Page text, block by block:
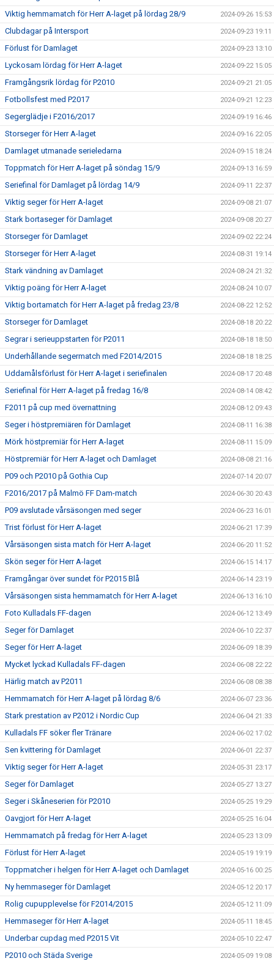
Viktig hemmamatch för Herr A-laget på lördag 28/9 2024-09-26 15:53
Clubdagar på Intersport 2024-09-23 19:11
Förlust för Damlaget 2024-09-23 13:10
Lyckosam lördag för Herr A-laget 2024-09-22 15:05
Framgångsrik lördag för P2010 2024-09-21 21:05
Fotbollsfest med P2017 2024-09-21 12:23
Segerglädje i F2016/2017 2024-09-19 16:46
Storseger för Herr A-laget 2024-09-16 22:05
Damlaget utmanade serieledarna 2024-09-15 18:24
Toppmatch för Herr A-laget på söndag 15/9 2024-09-13 16:59
Seriefinal för Damlaget på lördag 14/9 2024-09-11 22:37
Viktig seger för Herr A-laget 2024-09-08 21:07
Stark bortaseger för Damlaget 2024-09-08 20:27
Storseger för Damlaget 2024-09-02 22:24
Storseger för Herr A-laget 2024-08-31 19:14
Stark vändning av Damlaget 2024-08-24 21:32
Viktig poäng för Herr A-laget 2024-08-24 10:07
Viktig bortamatch för Herr A-laget på fredag 23/8 2024-08-22 12:52
Storseger för Damlaget 2024-08-18 20:22
Segrar i serieuppstarten för P2011 2024-08-18 18:50
Underhållande segermatch med F2014/2015 2024-08-18 18:25
Uddamålsförlust för Herr A-laget i seriefinalen 2024-08-17 20:48
Seriefinal för Herr A-laget på fredag 16/8 2024-08-14 08:42
F2011 på cup med övernattning 2024-08-12 09:43
Seger i höstpremiären för Damlaget 2024-08-11 16:38
Mörk höstpremiär för Herr A-laget 2024-08-11 15:09
Höstpremiär för Herr A-laget och Damlaget 2024-08-08 21:16
P09 och P2010 på Gothia Cup 2024-07-14 20:07
F2016/2017 på Malmö FF Dam-match 2024-06-30 20:43
P09 avslutade vårsäsongen med seger 2024-06-23 16:01
Trist förlust för Herr A-laget 2024-06-21 17:39
Vårsäsongen sista match för Herr A-laget 2024-06-20 11:52
Skön seger för Herr A-laget 2024-06-15 14:17
Framgångar över sundet för P2015 Blå 2024-06-14 23:19
Vårsäsongen sista hemmamatch för Herr A-laget 2024-06-13 16:10
Foto Kulladals FF-dagen 2024-06-12 13:49
Seger för Damlaget 2024-06-10 22:37
Seger för Herr A-laget 2024-06-09 18:39
Mycket lyckad Kulladals FF-dagen 2024-06-08 22:22
Härlig match av P2011 2024-06-08 08:38
Hemmamatch för Herr A-laget på lördag 8/6 2024-06-07 23:36
Stark prestation av P2012 i Nordic Cup 2024-06-04 21:33
Kulladals FF söker fler Tränare 2024-06-02 17:02
Sen kvittering för Damlaget 2024-06-01 22:37
Viktig seger för Herr A-laget 2024-05-31 23:17
Seger för Damlaget 2024-05-27 13:27
Seger i Skåneserien för P2010 2024-05-25 19:29
Oavgjort för Herr A-laget 2024-05-25 16:04
Hemmamatch på fredag för Herr A-laget 2024-05-23 13:09
Förlust för Herr A-laget 2024-05-19 19:19
Toppmatcher i helgen för Herr A-laget och Damlaget 2024-05-16 00:25
Ny hemmaseger för Damlaget 2024-05-12 20:17
Rolig cupupplevelse för F2014/2015 2024-05-12 11:09
Hemmaseger för Herr A-laget 2024-05-11 18:45
Underbar cupdag med P2015 Vit 2024-05-10 22:47
P2010 och Städa Sverige 2024-05-09 19:08